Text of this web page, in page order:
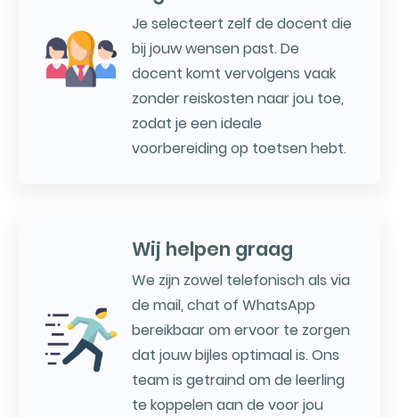
Je selecteert zelf de docent die
bij jouw wensen past. De
docent komt vervolgens vaak
zonder reiskosten naar jou toe,
zodat je een ideale
voorbereiding op toetsen hebt.
Wij helpen graag
We zijn zowel telefonisch als via
de mail, chat of WhatsApp
bereikbaar om ervoor te zorgen
dat jouw bijles optimaal is. Ons
team is getraind om de leerling
te koppelen aan de voor jou